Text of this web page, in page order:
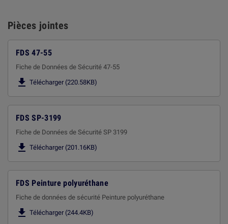
Pièces jointes
FDS 47-55
Fiche de Données de Sécurité 47-55
 Télécharger (220.58KB)
FDS SP-3199
Fiche de Données de Sécurité SP 3199
 Télécharger (201.16KB)
FDS Peinture polyuréthane
Fiche de données de sécurité Peinture polyuréthane
 Télécharger (244.4KB)